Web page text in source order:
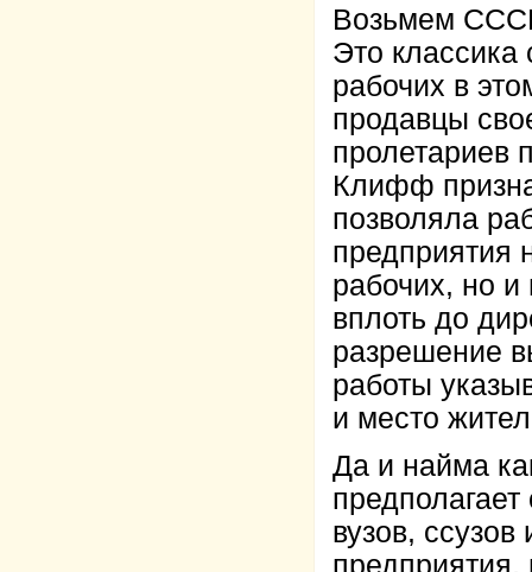
Возьмем
Это
рабочих в
продавцы
пролетариев
Клифф
позволяла
предприятия
рабочих, но и
вплоть до
разрешение
работы
и место
Да и найма
вузов,
предприятия,